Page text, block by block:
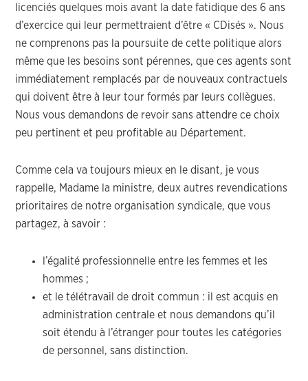
licenciés quelques mois avant la date fatidique des 6 ans
d’exercice qui leur permettraient d’être « CDisés ». Nous
ne comprenons pas la poursuite de cette politique alors
même que les besoins sont pérennes, que ces agents sont
immédiatement remplacés par de nouveaux contractuels
qui doivent être à leur tour formés par leurs collègues.
Nous vous demandons de revoir sans attendre ce choix
peu pertinent et peu profitable au Département.
Comme cela va toujours mieux en le disant, je vous
rappelle, Madame la ministre, deux autres revendications
prioritaires de notre organisation syndicale, que vous
partagez, à savoir :
l’égalité professionnelle entre les femmes et les
hommes ;
et le télétravail de droit commun : il est acquis en
administration centrale et nous demandons qu’il
soit étendu à l’étranger pour toutes les catégories
de personnel, sans distinction.